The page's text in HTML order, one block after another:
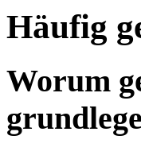
Häufig
Worum